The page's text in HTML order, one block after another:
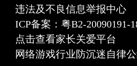
违法及不良信息举报中心
ICP备案：粤B2-20090191-
点击查看家长关爱平台
网络游戏行业防沉迷自律